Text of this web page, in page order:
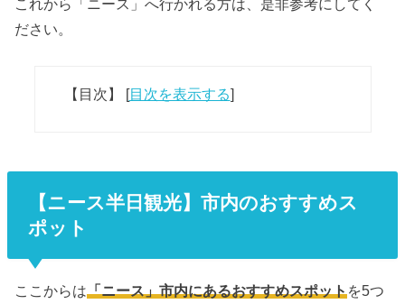
これから「ニース」へ行かれる方は、是非参考にしてく
ださい。
【目次】 [目次を表示する]
【ニース半日観光】市内のおすすめス
ポット
ここからは「ニース」市内にあるおすすめスポットを5つ